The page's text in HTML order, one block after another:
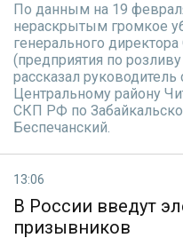
По данным на 19
нераскрытым громкое
генерального
(предприятия по
рассказал
Центральному району
СКП РФ по
Беспечанский.
13:06
В России введут
призывников